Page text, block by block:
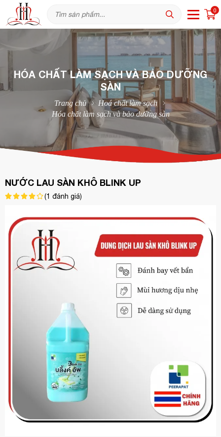
0
HÓA CHẤT LÀM SẠCH VÀ BẢO DƯỠNG
SÀN
Trang chủ
Hoá chất làm sạch
Hóa chất làm sạch và bảo dưỡng sàn
NƯỚC LAU SÀN KHÔ BLINK UP
(1 đánh giá)